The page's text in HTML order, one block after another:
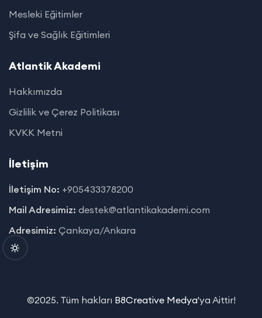
Mesleki Eğitimler
Şifa ve Sağlık Eğitimleri
Atlantik Akademi
Hakkımızda
Gizlilik ve Çerez Politikası
KVKK Metni
İletişim
İletişim No: +905433378200
Mail Adresimiz: destek@atlantikakademi.com
Adresimiz: Çankaya/Ankara
©2025. Tüm hakları B8Creative Medya'ya Aittir!